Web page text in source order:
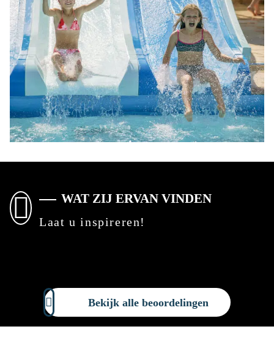
WAT ZIJ ERVAN VINDEN
Laat u inspireren!
Bekijk alle beoordelingen